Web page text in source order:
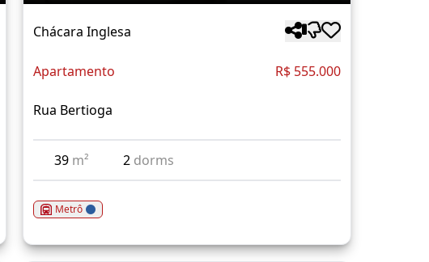
Chácara Inglesa
Apartamento R$ 555.000
Rua Bertioga
39 m² 2 dorms
Metrô